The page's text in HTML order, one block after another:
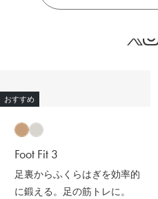
おすすめ
Foot Fit 3
足裏からふくらはぎを効率的
に鍛える。足の筋トレに。